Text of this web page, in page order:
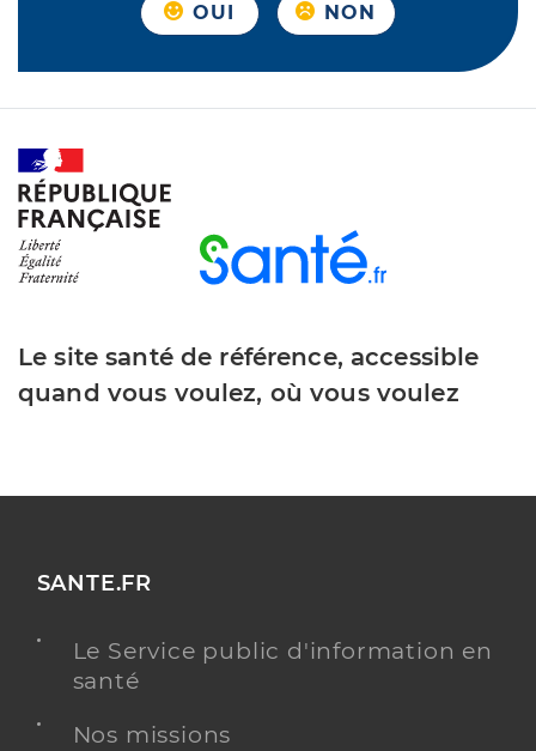
OUI NON
Le site santé de référence, accessible
quand vous voulez, où vous voulez
SANTE.FR
Le Service public d'information en
santé
Nos missions